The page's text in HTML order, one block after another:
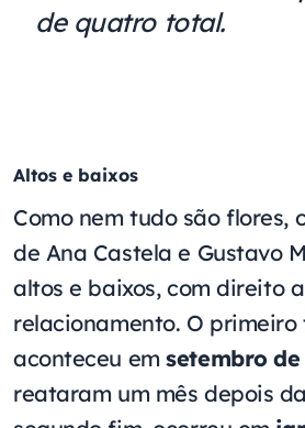
de quatro total.
Altos e baixos
Como nem tudo são flores,
de Ana Castela e Gustavo
altos e baixos, com direito
relacionamento. O primeiro
aconteceu emsetembro de
reataram um mês depois